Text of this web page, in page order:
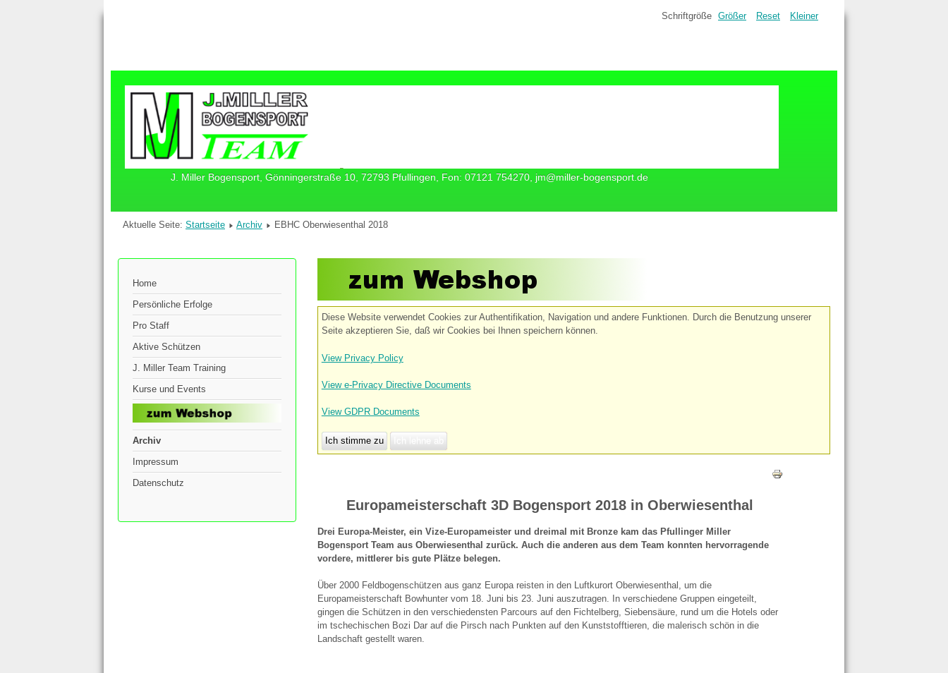
J. Miller Bogensport, Gönningerstraße 10, 72793 Pfullingen, Fon: 07121 754270, jm@miller-bogensport.de
Schriftgröße Größer Reset Kleiner
Aktuelle Seite: Startseite Archiv EBHC Oberwiesenthal 2018
Home
Persönliche Erfolge
Pro Staff
Aktive Schützen
J. Miller Team Training
Kurse und Events
Archiv
Impressum
Datenschutz
Diese Website verwendet Cookies zur Authentifikation, Navigation und andere Funktionen. Durch die Benutzung unserer
Seite akzeptieren Sie, daß wir Cookies bei Ihnen speichern können.
View Privacy Policy
View e-Privacy Directive Documents
View GDPR Documents
Ich stimme zu
Europameisterschaft 3D Bogensport 2018 in Oberwiesenthal
Drei Europa-Meister, ein Vize-Europameister und dreimal mit Bronze kam das Pfullinger Miller
Bogensport Team aus Oberwiesenthal zurück. Auch die anderen aus dem Team konnten hervorragende
vordere, mittlerer bis gute Plätze belegen.
Über 2000 Feldbogenschützen aus ganz Europa reisten in den Luftkurort Oberwiesenthal, um die
Europameisterschaft Bowhunter vom 18. Juni bis 23. Juni auszutragen. In verschiedene Gruppen eingeteilt,
gingen die Schützen in den verschiedensten Parcours auf den Fichtelberg, Siebensäure, rund um die Hotels oder
im tschechischen Bozi Dar auf die Pirsch nach Punkten auf den Kunststofftieren, die malerisch schön in die
Landschaft gestellt waren.